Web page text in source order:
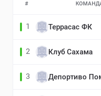
#
1 Террасас ФК
2 Клуб Сахама
3 Депортиво